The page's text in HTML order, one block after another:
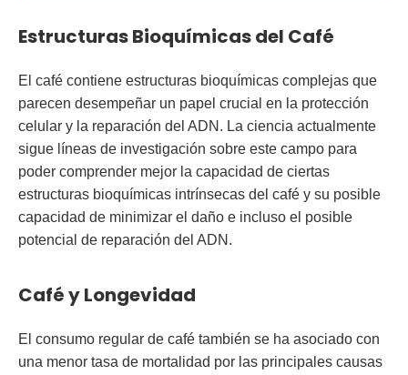
Estructuras Bioquímicas del Café
El café contiene estructuras bioquímicas complejas que
parecen desempeñar un papel crucial en la protección
celular y la reparación del ADN. La ciencia actualmente
sigue líneas de investigación sobre este campo para
poder comprender mejor la capacidad de ciertas
estructuras bioquímicas intrínsecas del café y su posible
capacidad de minimizar el daño e incluso el posible
potencial de reparación del ADN.
Café y Longevidad
El consumo regular de café también se ha asociado con
una menor tasa de mortalidad por las principales causas